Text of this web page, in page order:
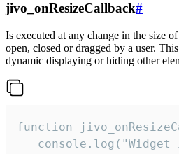
jivo_onResizeCallback#
Is executed at any change in the size
open, closed or dragged by a user.
dynamic displaying or hiding other
function
console.log("Widget